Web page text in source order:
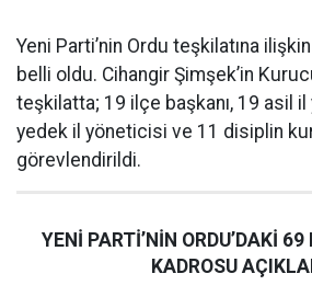
Yeni Parti’nin Ordu teşkilatına
belli oldu. Cihangir Şimşek’in
teşkilatta; 19 ilçe başkanı, 19 asil
yedek il yöneticisi ve 11 disiplin
görevlendirildi.
YENİ PARTİ’NİN ORDU’DAKİ
KADROSU